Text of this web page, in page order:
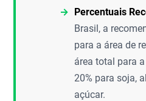
Percentuais
Brasil, a
para a área de
área total para
20% para soja,
açúcar.